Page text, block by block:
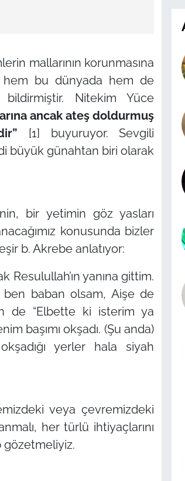
mallarının korunmasına
hem bu dünyada hem de
Nitekim Yüce
ancak ateş doldurmuş
[1] buyuruyor. Sevgili
büyük günahtan biri olarak
bir yetimin göz yasları
konusunda bizler
b. Akrebe anlatıyor:
Resulullah’ın yanına gittim.
ben baban olsam, Aişe de
de “Elbette ki isterim ya
başımı okşadı. (Şu anda)
okşadığı yerler hala siyah
veya çevremizdeki
her türlü ihtiyaçlarını
gözetmeliyiz.